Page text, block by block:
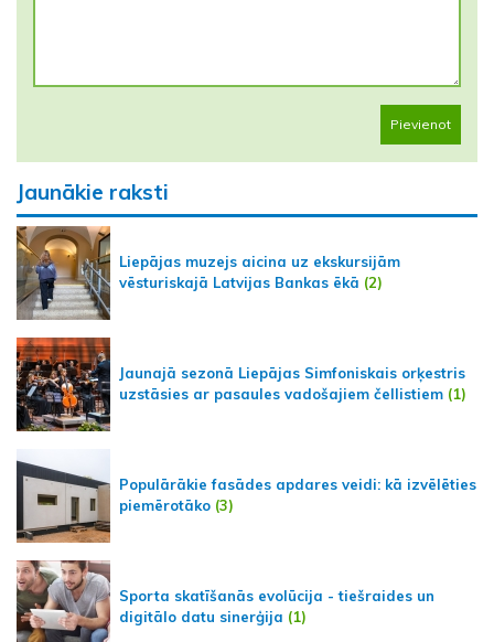
Pievienot
Jaunākie raksti
Liepājas muzejs aicina uz ekskursijām
vēsturiskajā Latvijas Bankas ēkā (2)
Jaunajā sezonā Liepājas Simfoniskais orķestris
uzstāsies ar pasaules vadošajiem čellistiem (1)
Populārākie fasādes apdares veidi: kā izvēlēties
piemērotāko (3)
Sporta skatīšanās evolūcija - tiešraides un
digitālo datu sinerģija (1)